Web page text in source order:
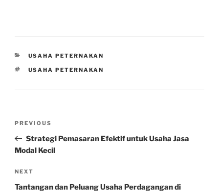
CATEGORIES
USAHA PETERNAKAN
TAGS
USAHA PETERNAKAN
Previous
Post
PREVIOUS
Strategi Pemasaran Efektif untuk Usaha Jasa
Modal Kecil
Next
Post
NEXT
Tantangan dan Peluang Usaha Perdagangan di